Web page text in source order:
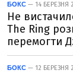
БОКС — 14 БЕРЕЗНЯ
Не
The Ring
перемогти
БОКС — 12 БЕРЕЗНЯ